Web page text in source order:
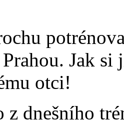
Jak
otci!
dnešního